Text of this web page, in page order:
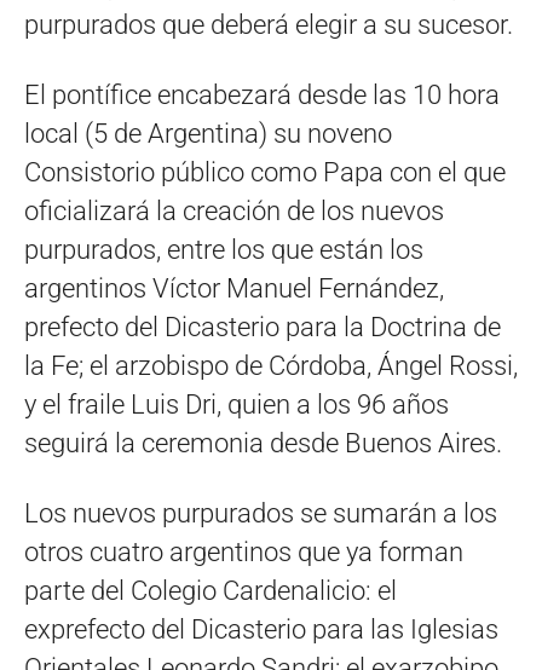
purpurados que deberá elegir a su sucesor.
El pontífice encabezará desde las 10 hora
local (5 de Argentina) su noveno
Consistorio público como Papa con el que
oficializará la creación de los nuevos
purpurados, entre los que están los
argentinos Víctor Manuel Fernández,
prefecto del Dicasterio para la Doctrina de
la Fe; el arzobispo de Córdoba, Ángel Rossi,
y el fraile Luis Dri, quien a los 96 años
seguirá la ceremonia desde Buenos Aires.
Los nuevos purpurados se sumarán a los
otros cuatro argentinos que ya forman
parte del Colegio Cardenalicio: el
exprefecto del Dicasterio para las Iglesias